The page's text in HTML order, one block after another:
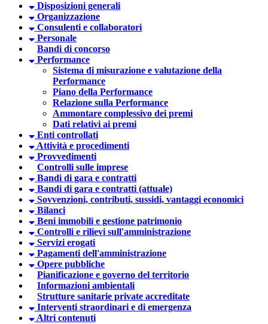
Disposizioni generali
Organizzazione
Consulenti e collaboratori
Personale
Bandi di concorso
Performance
Sistema di misurazione e valutazione della
Performance
Piano della Performance
Relazione sulla Performance
Ammontare complessivo dei premi
Dati relativi ai premi
Enti controllati
Attività e procedimenti
Provvedimenti
Controlli sulle imprese
Bandi di gara e contratti
Bandi di gara e contratti (attuale)
Sovvenzioni, contributi, sussidi, vantaggi economici
Bilanci
Beni immobili e gestione patrimonio
Controlli e rilievi sull'amministrazione
Servizi erogati
Pagamenti dell'amministrazione
Opere pubbliche
Pianificazione e governo del territorio
Informazioni ambientali
Strutture sanitarie private accreditate
Interventi straordinari e di emergenza
Altri contenuti